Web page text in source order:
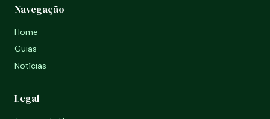
Navegação
Home
Guias
Notícias
Legal